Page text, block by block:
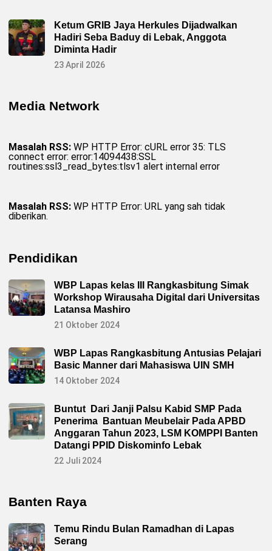
G
C
Ketum GRIB Jaya Herkules Dijadwalkan
Hadiri Seba Baduy di Lebak, Anggota
Diminta Hadir
23 April 2026
Media Network
Masalah RSS: WP HTTP Error: cURL error 35: TLS
connect error: error:14094438:SSL
routines:ssl3_read_bytes:tlsv1 alert internal error
Masalah RSS: WP HTTP Error: URL yang sah tidak
diberikan.
Pendidikan
WBP Lapas kelas III Rangkasbitung Simak
Workshop Wirausaha Digital dari Universitas
Latansa Mashiro
21 Oktober 2024
WBP Lapas Rangkasbitung Antusias Pelajari
Basic Manner dari Mahasiswa UIN SMH
14 Oktober 2024
Buntut Dari Janji Palsu Kabid SMP Pada
Penerima Bantuan Meubelair Pada APBD
Anggaran Tahun 2023, LSM KOMPPI Banten
Datangi PPID Diskominfo Lebak
22 Juli 2024
Banten Raya
Temu Rindu Bulan Ramadhan di Lapas
Serang